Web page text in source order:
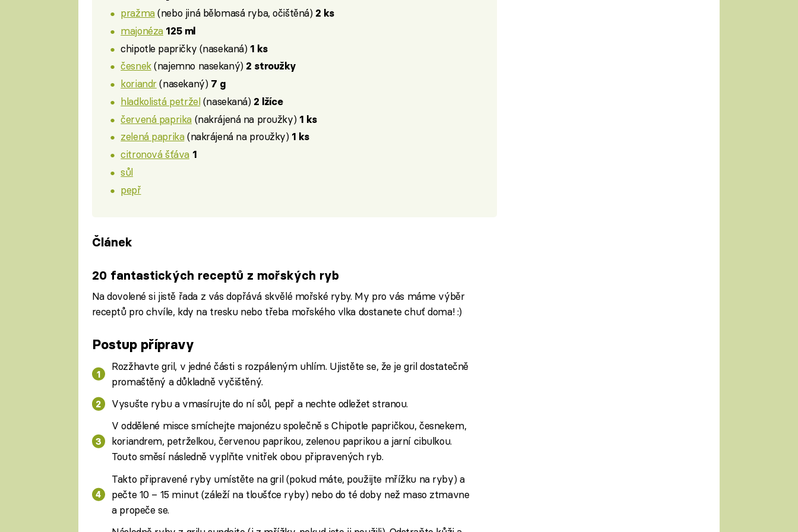
pražma(nebo jiná bělomasá ryba, očištěná) 2 ks
majonéza 125 ml
chipotle papričky (nasekaná) 1 ks
česnek(najemno nasekaný) 2 stroužky
koriandr(nasekaný) 7 g
hladkolistá petržel(nasekaná) 2 lžíce
červená paprika(nakrájená na proužky) 1 ks
zelená paprika(nakrájená na proužky) 1 ks
citronová šťáva 1
sůl
pepř
Článek
20 fantastických receptů z mořských ryb
Na dovolené si jistě řada z vás dopřává skvělé mořské ryby. My pro vás máme výběr
receptů pro chvíle, kdy na tresku nebo třeba mořského vlka dostanete chuť doma! :)
Postup přípravy
Rozžhavte gril, v jedné části s rozpáleným uhlím. Ujistěte se, že je gril dostatečně
promaštěný a důkladně vyčištěný.
Vysušte rybu a vmasírujte do ní sůl, pepř a nechte odležet stranou.
V oddělené misce smíchejte majonézu společně s Chipotle papričkou, česnekem,
koriandrem, petrželkou, červenou paprikou, zelenou paprikou a jarní cibulkou.
Touto směsí následně vyplňte vnitřek obou připravených ryb.
Takto připravené ryby umístěte na gril (pokud máte, použijte mřížku na ryby) a
pečte 10 – 15 minut (záleží na tloušťce ryby) nebo do té doby než maso ztmavne
a propeče se.